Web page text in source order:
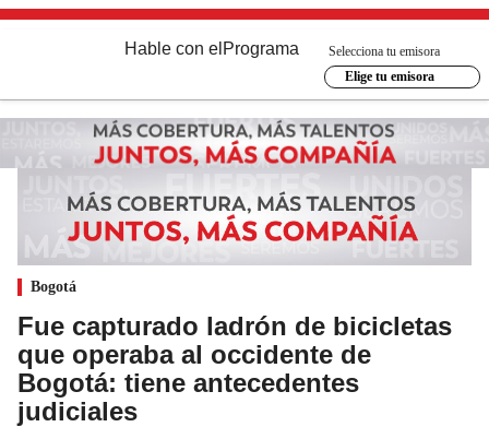
Hable con el Programa
Selecciona tu emisora
Elige tu emisora
Bogotá
Fue capturado ladrón de bicicletas
que operaba al occidente de
Bogotá: tiene antecedentes
judiciales